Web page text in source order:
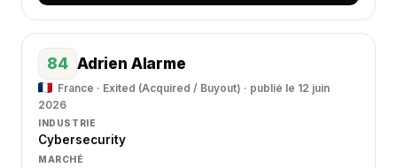
84 Adrien Alarme
France · Exited (Acquired / Buyout) · publié le 12 juin
2026
INDUSTRIE
Cybersecurity
MARCHÉ